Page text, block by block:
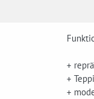
+
+
+